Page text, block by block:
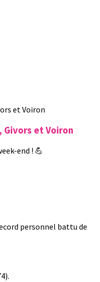
Givors et Voiron
end ! 💪
personnel battu de